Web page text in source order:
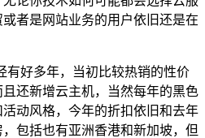
者是网站业务的用户依旧还是在
有好多年，当初比较热销的性价
还新增云主机，当然每年的黑色
动风格，今年的折扣依旧和去年
包括也有亚洲香港和新加坡，但